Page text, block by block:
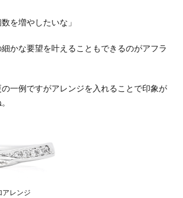
を増やしたいな」
かな要望を叶えることもできるのがアフラ
一例ですがアレンジを入れることで印象が
アレンジ